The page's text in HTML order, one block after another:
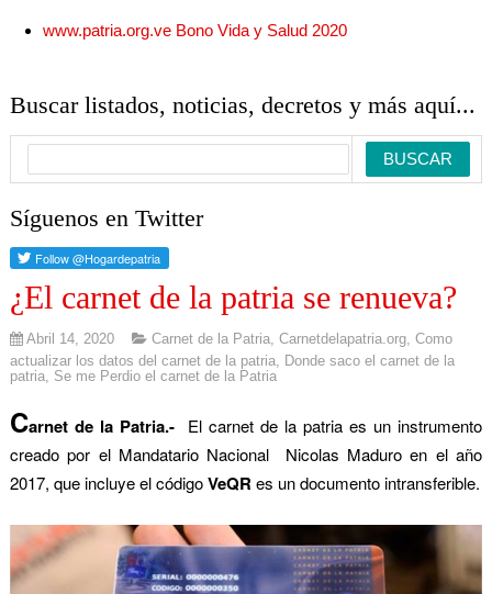
www.patria.org.ve Bono Vida y Salud 2020
Buscar listados, noticias, decretos y más aquí...
Síguenos en Twitter
¿El carnet de la patria se renueva?
Abril 14, 2020 Carnet de la Patria, Carnetdelapatria.org, Como
actualizar los datos del carnet de la patria,
Donde saco el carnet de la
patria, Se me Perdio el carnet de la Patria
Carnet de la Patria.- El carnet de la patria es un instrumento
creado por el Mandatario Nacional Nicolas Maduro en el año
2017, que incluye el códigoVeQR es un documento intransferible.